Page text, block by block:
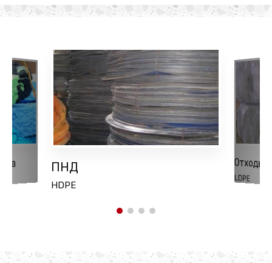
ПНД
HDPE
Отходы
LDPE